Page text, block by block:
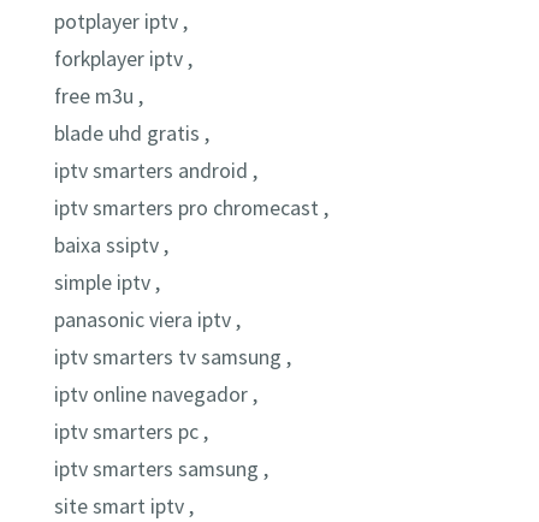
potplayer iptv ,
forkplayer iptv ,
free m3u ,
blade uhd gratis ,
iptv smarters android ,
iptv smarters pro chromecast ,
baixa ssiptv ,
simple iptv ,
panasonic viera iptv ,
iptv smarters tv samsung ,
iptv online navegador ,
iptv smarters pc ,
iptv smarters samsung ,
site smart iptv ,